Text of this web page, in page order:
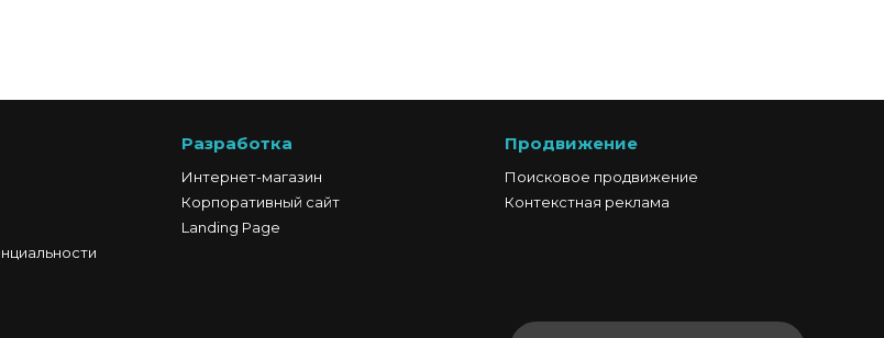
Разработка
Интернет-магазин
Корпоративный сайт
Landing Page
Продвижение
Поисковое продвижение
Контекстная реклама